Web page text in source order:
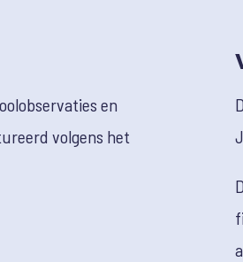
en
volgens het